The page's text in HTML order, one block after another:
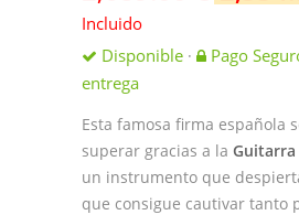
Incluido
Disponible · Pago
entrega
Esta famosa firma española
superar gracias a la Guitarra
un instrumento que
que consigue cautivar tanto